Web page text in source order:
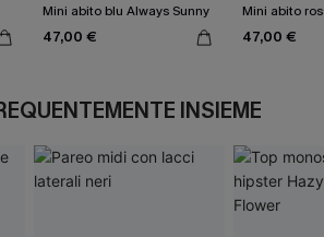
Mini abito blu Always Sunny
47,00 €
Mini abito
47,00 €
INSIEME